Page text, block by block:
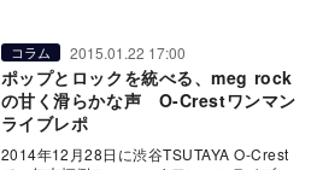
コラム 2015.01.22 17:00
ポップとロックを統べる、meg rock
の甘く滑らかな声 O-Crestワンマン
ライブレポ
2014年12月28日に渋谷TSUTAYA O-Crest